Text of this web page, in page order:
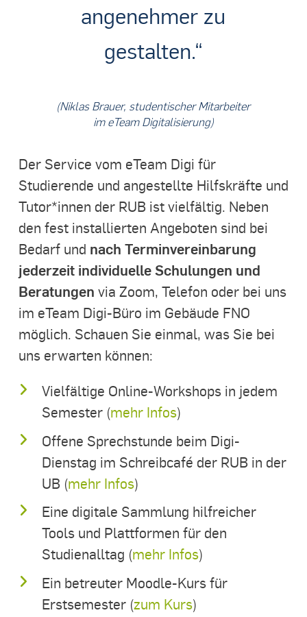
angenehmer zu
gestalten.“
(Niklas Brauer, studentischer Mitarbeiter
im eTeam Digitalisierung)
Der Service vom eTeam Digi für
Studierende und angestellte Hilfskräfte und
Tutor*innen der RUB ist vielfältig. Neben
den fest installierten Angeboten sind bei
Bedarf und nach Terminvereinbarung
jederzeit individuelle Schulungen und
Beratungen via Zoom, Telefon oder bei uns
im eTeam Digi-Büro im Gebäude FNO
möglich. Schauen Sie einmal, was Sie bei
uns erwarten können:
Vielfältige Online-Workshops in jedem
Semester (mehr Infos)
Offene Sprechstunde beim Digi-
Dienstag im Schreibcafé der RUB in der
UB (mehr Infos)
Eine digitale Sammlung hilfreicher
Tools und Plattformen für den
Studienalltag (mehr Infos)
Ein betreuter Moodle-Kurs für
Erstsemester (zum Kurs)